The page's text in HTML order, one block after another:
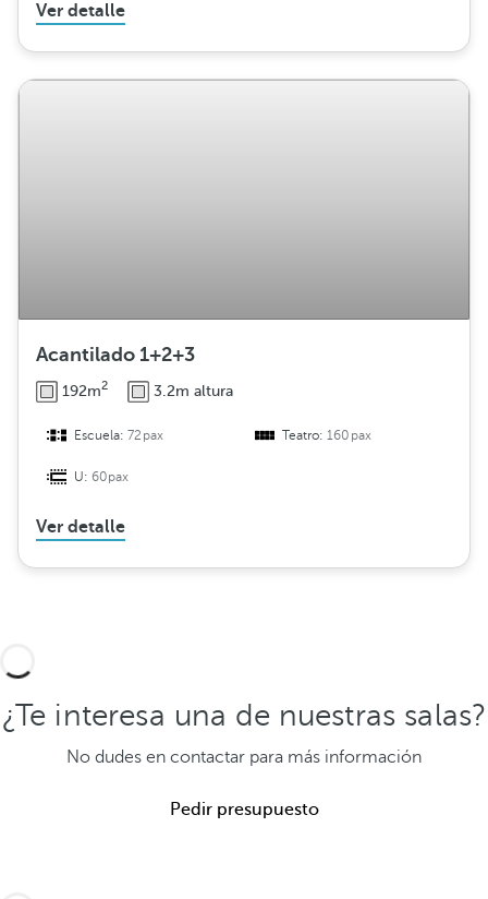
Ver detalle
Acantilado 1+2+3
192m2 3.2m altura
Escuela:72pax Teatro:160pax
U:60pax
Ver detalle
¿Te interesa una de nuestras salas?
No dudes en contactar para más información
Pedir presupuesto